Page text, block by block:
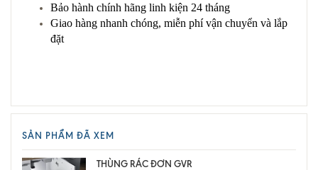
Bảo hành chính hãng linh kiện 24 tháng
Giao hàng nhanh chóng, miễn phí vận chuyển và lắp
đặt
SẢN PHẨM ĐÃ XEM
THÙNG RÁC ĐƠN GVR